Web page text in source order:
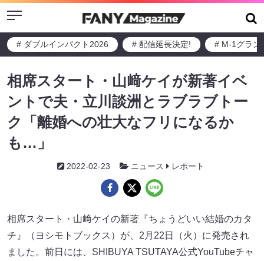
Menu
# ダブルインパクト2026 # 配信延長決定! # M-1グラン
相席スタート・山﨑ケイが新著イベ
ントで夫・立川談洲とラブラブトー
ク「離婚への壮大なフリになるか
も…」
2022-02-23 ニュース レポート
相席スタート・山﨑ケイの新著『ちょうどいい結婚のカタ
チ』（ヨシモトブックス）が、2月22日（火）に発売され
ました。前日には、SHIBUYA TSUTAYA公式YouTubeチャ